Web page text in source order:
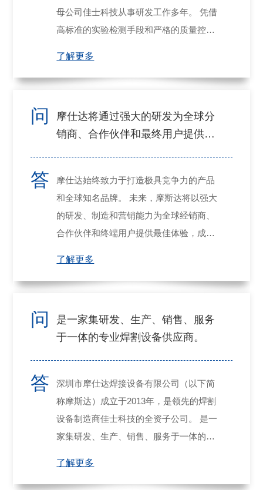
母公司佳士科技从事研发工作多年。 凭借
高标准的实验检测手段和严格的质量控制
了解更多
问
摩仕达将通过强大的研发为全球分
销商、合作伙伴和最终用户提供最
答
摩仕达始终致力于打造极具竞争力的产品
和全球知名品牌。 未来，摩斯达将以强大
的研发、制造和营销能力为全球经销商、
合作伙伴和终端用户提供最佳体验，成为
了解更多
问
是一家集研发、生产、销售、服务
于一体的专业焊割设备供应商。
答
深圳市摩仕达焊接设备有限公司（以下简
称摩斯达）成立于2013年，是领先的焊割
设备制造商佳士科技的全资子公司。 是一
家集研发、生产、销售、服务于一体的专
了解更多